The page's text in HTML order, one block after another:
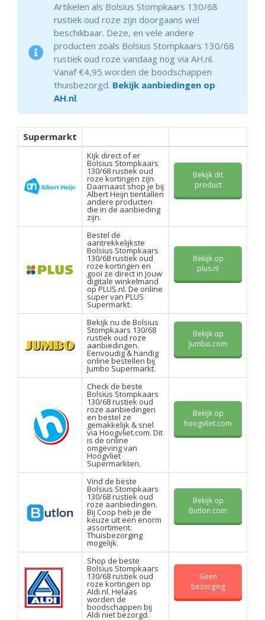
Artikelen als Bolsius Stompkaars 130/68
rustiek oud roze zijn doorgaans wel
beschikbaar. Deze, en vele andere
producten zoals Bolsius Stompkaars 130/68
rustiek oud roze vandaag nog via AH.nl.
Vanaf €4,95 worden de boodschappen
thuisbezorgd. Bekijk aanbiedingen op
AH.nl.
Supermarkt
Kijk direct of er
Bolsius Stompkaars
130/68 rustiek oud
roze kortingen zijn.
Daarnaast shop je bij
Albert Heijn tientallen
andere producten
die in de aanbieding
zijn.
Bekijk dit
product
Bestel de
aantrekkelijkste
Bolsius Stompkaars
130/68 rustiek oud
roze kortingen en
gooi ze direct in jouw
digitale winkelmand
op PLUS.nl. De online
super van PLUS
Supermarkt.
Bekijk op
plus.nl
Bekijk nu de Bolsius
Stompkaars 130/68
rustiek oud roze
aanbiedingen.
Eenvoudig & handig
online bestellen bij
Jumbo Supermarkt.
Bekijk op
Jumbo.com
Check de beste
Bolsius Stompkaars
130/68 rustiek oud
roze aanbiedingen
en bestel ze
gemakkelijk & snel
via Hoogvliet.com. Dit
is de online
omgeving van
Hoogvliet
Supermarkten.
Bekijk op
hoogvliet.com
Vind de beste
Bolsius Stompkaars
130/68 rustiek oud
roze aanbiedingen.
Bij Coop heb je de
keuze uit een enorm
assortiment.
Thuisbezorging
mogelijk.
Bekijk op
Butlon.com
Shop de beste
Bolsius Stompkaars
130/68 rustiek oud
roze kortingen op
Aldi.nl. Helaas
worden de
boodschappen bij
Aldi niet bezorgd.
Geen
bezorging